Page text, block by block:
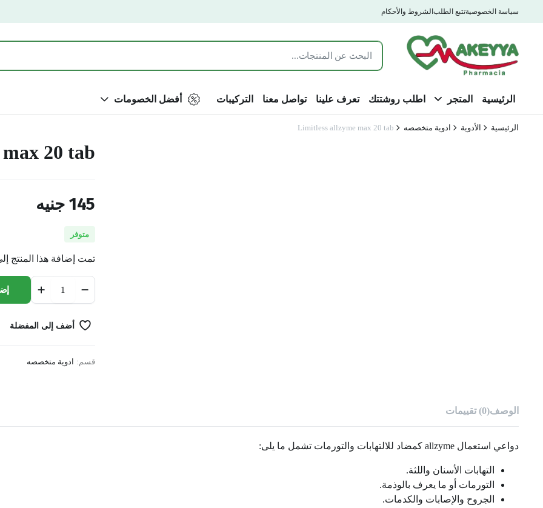
سياسة الخصوصيةتتبع الطلب الشروط والأحكام
الرئيسية المتجر اطلب روشتتك تعرف علينا تواصل معنا التركيبات أفضل الخصومات
الرئيسية الأدوية ادوية متخصصه Limitless allzyme max 20 tab
20 tab
145 جنيه
متوفر
تمت إضافة هذا المنتج
allzyme
max
tab
أضف إلى المفضلة
قسم: ادوية متخصصه
الوصف(0) تقييمات
دواعي استعمال allzyme كمضاد للالتهابات والتورمات تشمل ما يلى:
التهابات الأسنان واللثة.
التورمات أو ما يعرف بالوذمة.
الجروح والإصابات والكدمات.